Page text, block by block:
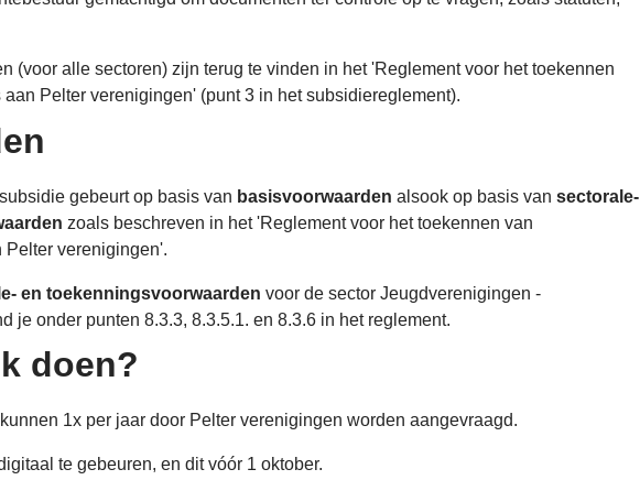
(voor alle sectoren) zijn terug te vinden in het 'Reglement voor het toekennen
Pelter verenigingen' (punt 3 in het subsidiereglement).
gebeurt op basis van basisvoorwaarden alsook op basis van sectorale-
zoals beschreven in het 'Reglement voor het toekennen van
verenigingen'.
en toekenningsvoorwaarden voor de sector Jeugdverenigingen -
je onder punten 8.3.3, 8.3.5.1. en 8.3.6 in het reglement.
doen?
1x per jaar door Pelter verenigingen worden aangevraagd.
te gebeuren, en dit vóór 1 oktober.